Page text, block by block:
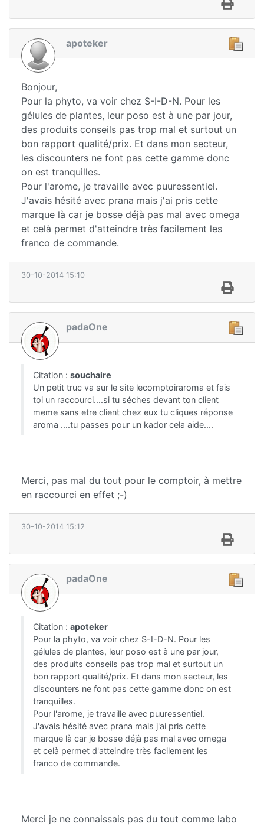
apoteker
Bonjour,
Pour la phyto, va voir chez S-I-D-N. Pour les
gélules de plantes, leur poso est à une par jour,
des produits conseils pas trop mal et surtout un
bon rapport qualité/prix. Et dans mon secteur,
les discounters ne font pas cette gamme donc
on est tranquilles.
Pour l'arome, je travaille avec puuressentiel.
J'avais hésité avec prana mais j'ai pris cette
marque là car je bosse déjà pas mal avec omega
et celà permet d'atteindre très facilement les
franco de commande.
30-10-2014 15:10
padaOne
Citation : souchaire
Un petit truc va sur le site lecomptoiraroma et fais
toi un raccourci....si tu séches devant ton client
meme sans etre client chez eux tu cliques réponse
aroma ....tu passes pour un kador cela aide....
Merci, pas mal du tout pour le comptoir, à mettre
en raccourci en effet ;-)
30-10-2014 15:12
padaOne
Citation : apoteker
Pour la phyto, va voir chez S-I-D-N. Pour les
gélules de plantes, leur poso est à une par jour,
des produits conseils pas trop mal et surtout un
bon rapport qualité/prix. Et dans mon secteur, les
discounters ne font pas cette gamme donc on est
tranquilles.
Pour l'arome, je travaille avec puuressentiel.
J'avais hésité avec prana mais j'ai pris cette
marque là car je bosse déjà pas mal avec omega
et celà permet d'atteindre très facilement les
franco de commande.
Merci je ne connaissais pas du tout comme labo